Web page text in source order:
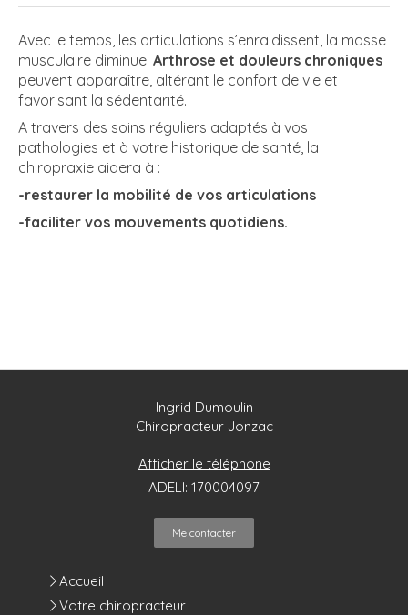
Avec le temps, les articulations s’enraidissent, la masse
musculaire diminue. Arthrose et douleurs chroniques
peuvent apparaître, altérant le confort de vie et
favorisant la sédentarité.
A travers des soins réguliers adaptés à vos
pathologies et à votre historique de santé, la
chiropraxie aidera à :
-restaurer la mobilité de vos articulations
-faciliter vos mouvements quotidiens.
Ingrid Dumoulin
Chiropracteur Jonzac
Afficher le téléphone
ADELI: 170004097
Me contacter
Accueil
Votre chiropracteur